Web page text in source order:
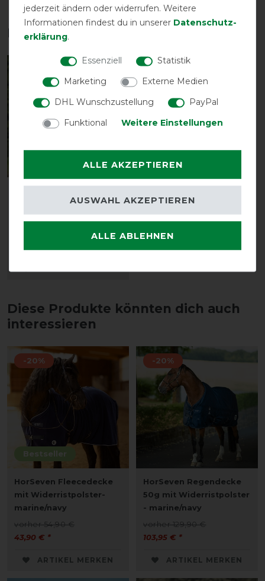
Das perfekte Zubehör für dich
Rug Supreme -
Navy/Silver
Diese Produkte könnten dich auch
interessieren
Bestseller
-20%
HorSeven Fleecedecke
mit Widerristpolster-
marine/navy
vorher 54,90 €
43,90 € *
ARTIKEL MERKEN
-20%
HorSeven Regendecke
50g mit Widerristpolster
- marine/navy
vorher 129,90 €
103,95 € *
ARTIKEL MERKEN
jederzeit ändern oder widerrufen. Weitere
Informationen findest du in unserer Daten­schutz­
erklärung.
Essenziell
Statistik
Marketing
Externe Medien
DHL Wunschzustellung
PayPal
Funktional
Weitere Einstellungen
ALLE AKZEPTIEREN
ALLE ABLEHNEN
AUSWAHL AKZEPTIEREN